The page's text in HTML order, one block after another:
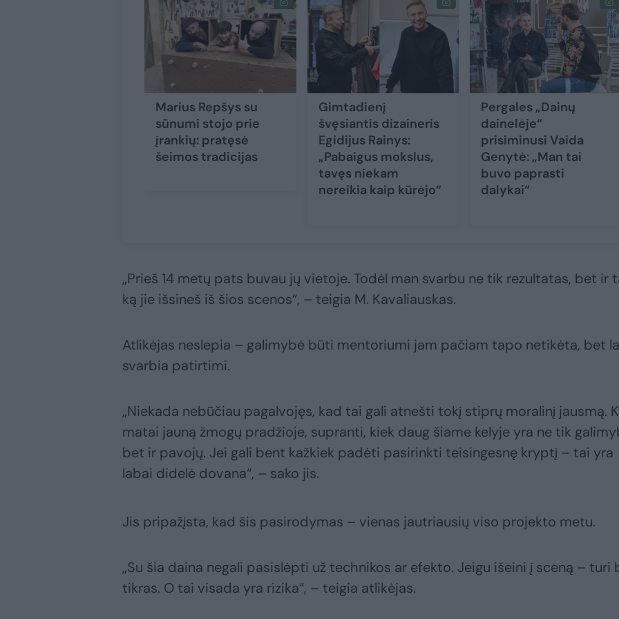
Marius Repšys su
sūnumi stojo prie
įrankių: pratęsė
šeimos tradicijas
Gimtadienį
švęsiantis dizaineris
Egidijus Rainys:
„Pabaigus mokslus,
tavęs niekam
nereikia kaip kūrėjo“
Pergales „Dainų
dainelėje“
prisiminusi Vaida
Genytė: „Man tai
buvo paprasti
dalykai“
„Prieš 14 metų pats buvau jų vietoje. Todėl man svarbu ne tik rezultatas, bet ir
ką jie išsineš iš šios scenos“, – teigia M. Kavaliauskas.
Atlikėjas neslepia – galimybė būti mentoriumi jam pačiam tapo netikėta, bet
svarbia patirtimi.
„Niekada nebūčiau pagalvojęs, kad tai gali atnešti tokį stiprų moralinį jausmą.
matai jauną žmogų pradžioje, supranti, kiek daug šiame kelyje yra ne tik
bet ir pavojų. Jei gali bent kažkiek padėti pasirinkti teisingesnę kryptį – tai yra
labai didelė dovana“, – sako jis.
Jis pripažįsta, kad šis pasirodymas – vienas jautriausių viso projekto metu.
„Su šia daina negali pasislėpti už technikos ar efekto. Jeigu išeini į sceną – turi
tikras. O tai visada yra rizika“, – teigia atlikėjas.